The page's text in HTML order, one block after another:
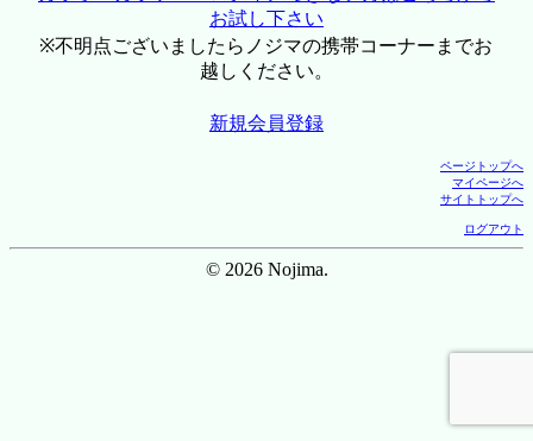
お試し下さい
※不明点ございましたらノジマの携帯コーナーまでお
越しください。
新規会員登録
ページトップへ
マイページへ
サイトトップへ
ログアウト
© 2026 Nojima.